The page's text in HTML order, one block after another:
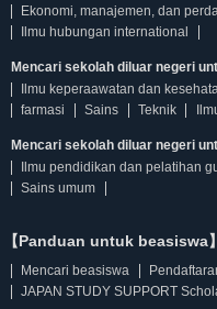
Ekonomi, manajemen, dan
Ilmu hubungan international
Mencari sekolah diluar negeri
Ilmu keperaawatan dan
farmasi
Sains Teknik
Mencari sekolah diluar negeri
Ilmu pendidikan dan pelatihan
Sains umum
【Panduan untuk beasiswa】
Mencari beasiswa
JAPAN STUDY SUPPORT